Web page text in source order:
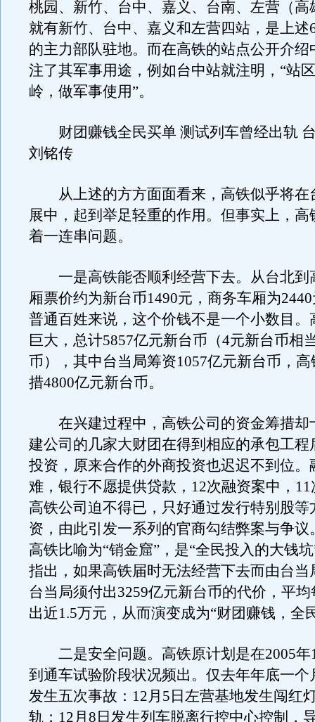
桃园、新竹、台中、嘉义、台南、左营（高
就有新竹、台中、嘉义和左营四站，是上述
的主力部队驻地。而在高铁的站点公开介绍
注了其军事用途，例如台中站就注明，“站
岭，做军事使用”。
财团赚钱全民买单 测试列车曾经出轨
刘铭传
从上述的方方面面看来，高铁似乎将在
展中，起到举足轻重的作用。但事实上，高
着一连串问题。
一是高铁能否顺利经营下去。从台北到
厢票价约为新台币1490元，商务车厢为
普通百姓来说，这个价钱不是一个小数目。
巨大，总计5857亿元新台币（4元新台币相
币），其中台当局筹资1057亿元新台币，
措4800亿元新台币。
在兴建过程中，高铁公司的资金筹措却
建公司的几家大财团在得到相应的承包工程
投资，原来合作的外商投资也迟迟不到位。
难，银行不愿提供贷款，12次融资案中，
高铁公司迫不得已，只好通过发行特别股等
资，由此引发一系列的官商勾结弊案与争议
高铁比喻为“销金窟”，是“全民投入的大钱
指出，如果高铁届时无法经营下去而由台当
台当局须付出3259亿元新台币的代价，平
出近1.5万元，从而演变成为“财团赚钱，全
二是安全问题。高铁原计划是在2005年
到通车试验阶段状况频出。仅去年年底一个
发生五次事故：12月5日左营基地发生闯红
轨；12月8日发生列车脱离行控中心控制，